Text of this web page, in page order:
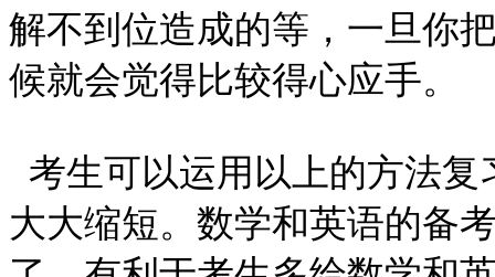
解不到位造成的等，一旦你
候就会觉得比较得心应手。
考生可以运用以上的方法复
大大缩短。数学和英语的备